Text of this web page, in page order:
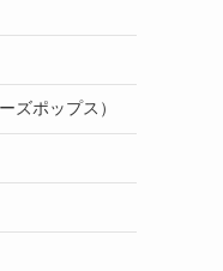
ズポップス）